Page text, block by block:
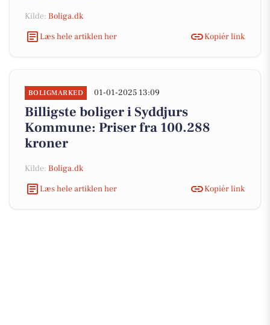
Kilde: Boliga.dk
Læs hele artiklen her
Kopiér link
BOLIGMARKED 01-01-2025 13:09
Billigste boliger i Syddjurs
Kommune: Priser fra 100.288
kroner
Kilde: Boliga.dk
Læs hele artiklen her
Kopiér link